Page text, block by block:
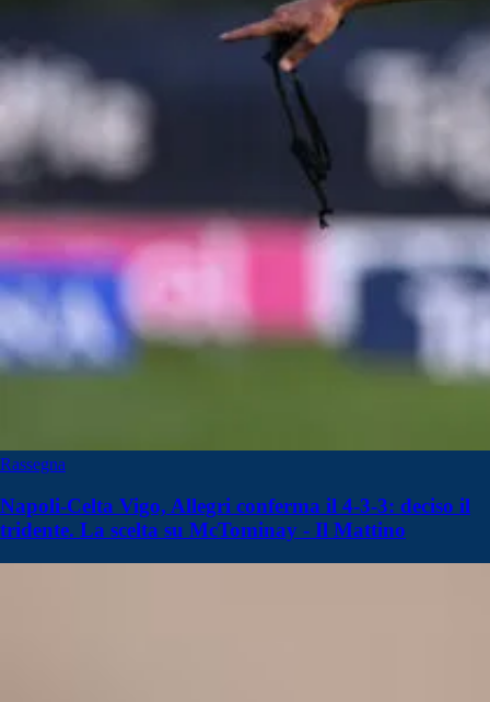
Rassegna
Napoli-Celta Vigo, Allegri conferma il 4-3-3: deciso il
tridente. La scelta su McTominay - Il Mattino